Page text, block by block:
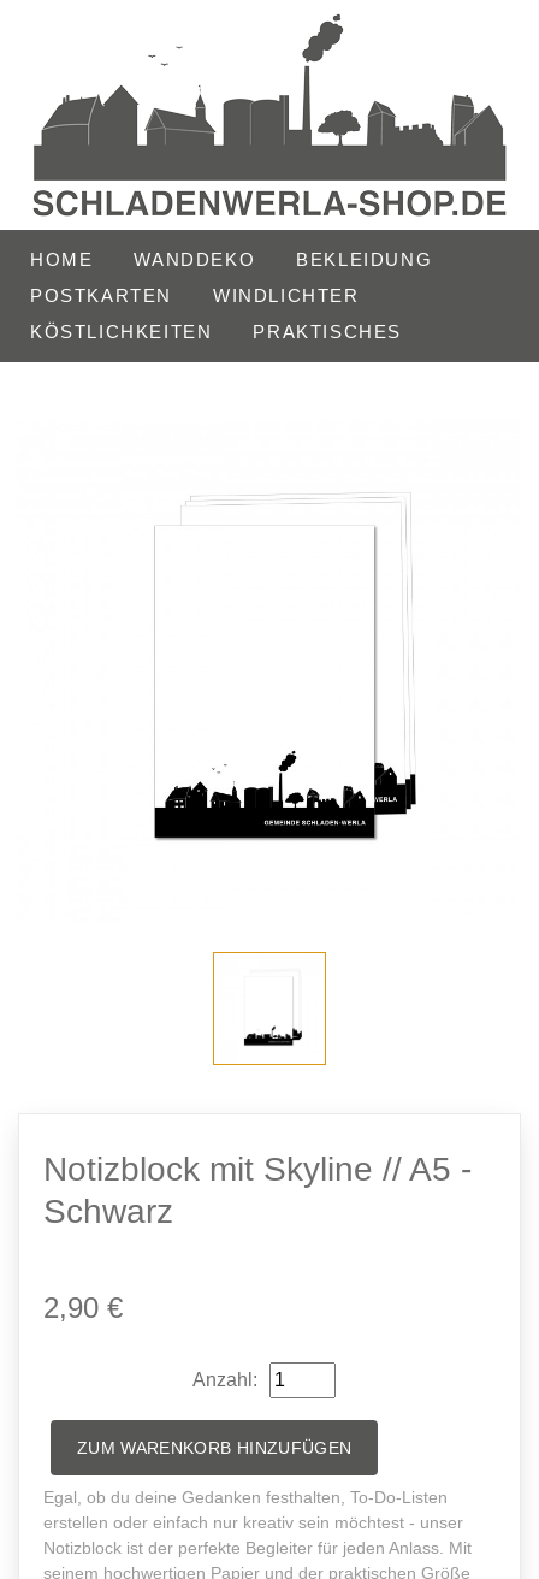
HOME WANDDEKO
BEKLEIDUNG
POSTKARTEN
WINDLICHTER
KÖSTLICHKEITEN
PRAKTISCHES
Notizblock mit Skyline // A5 -
Schwarz
2,90 €
Anzahl:
ZUM WARENKORB HINZUFÜGEN
Egal, ob du deine Gedanken festhalten, To-Do-Listen
erstellen oder einfach nur kreativ sein möchtest - unser
Notizblock ist der perfekte Begleiter für jeden Anlass. Mit
seinem hochwertigen Papier und der praktischen Größe